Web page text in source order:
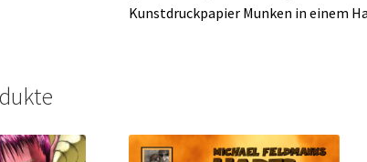
Kunstdruckpapier Munken in einem